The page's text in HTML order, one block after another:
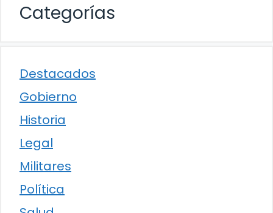
Categorías
Destacados
Gobierno
Historia
Legal
Militares
Política